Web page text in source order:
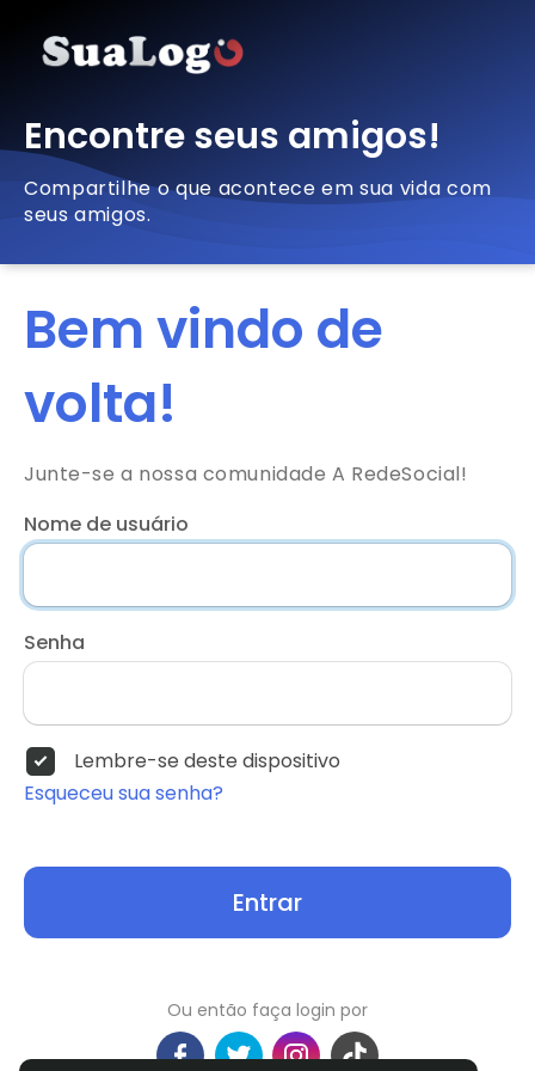
Encontre seus amigos!
Compartilhe o que acontece em sua vida com
seus amigos.
Bem vindo de
volta!
Junte-se a nossa comunidade A RedeSocial!
Nome de usuário
Senha
Lembre-se deste dispositivo
Esqueceu sua senha?
Entrar
Ou então faça login por